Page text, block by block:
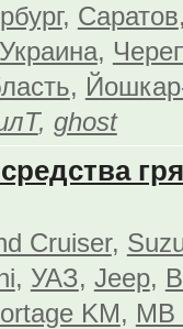
, Саратов
Украина,
,
, ghost
Cruiser,
, УАЗ, Jeep,
KM, MB